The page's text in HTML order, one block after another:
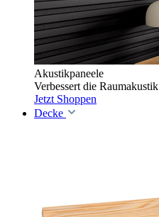
Akustikpaneele
Verbessert die Raumakustik
Jetzt Shoppen
Decke